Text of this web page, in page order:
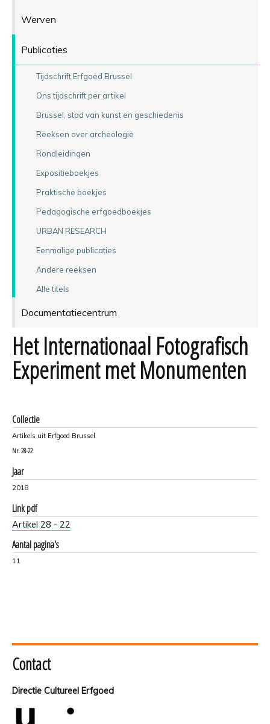
Werven
Publicaties
Tijdschrift Erfgoed Brussel
Ons tijdschrift per artikel
Brussel, stad van kunst en geschiedenis
Reeksen over archeologie
Rondleidingen
Expositieboekjes
Praktische boekjes
Pedagogische erfgoedboekjes
URBAN RESEARCH
Eenmalige publicaties
Andere reeksen
Alle titels
Documentatiecentrum
Het Internationaal Fotografisch
Experiment met Monumenten
Collectie
Artikels uit Erfgoed Brussel
Nr. 28-22
Jaar
2018
Link pdf
Artikel 28 - 22
Aantal pagina's
11
Contact
Directie Cultureel Erfgoed